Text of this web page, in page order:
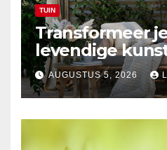
TUIN
Transformeer
levendige
AUGUSTUS 5, 2026